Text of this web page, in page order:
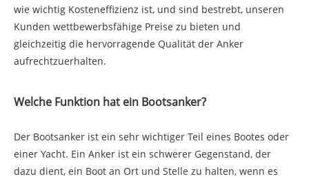
wie wichtig Kosteneffizienz ist, und sind bestrebt, unseren
Kunden wettbewerbsfähige Preise zu bieten und
gleichzeitig die hervorragende Qualität der Anker
aufrechtzuerhalten.
Welche Funktion hat ein Bootsanker?
Der Bootsanker ist ein sehr wichtiger Teil eines Bootes oder
einer Yacht. Ein Anker ist ein schwerer Gegenstand, der
dazu dient, ein Boot an Ort und Stelle zu halten, wenn es